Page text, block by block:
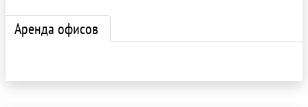
Аренда офисов